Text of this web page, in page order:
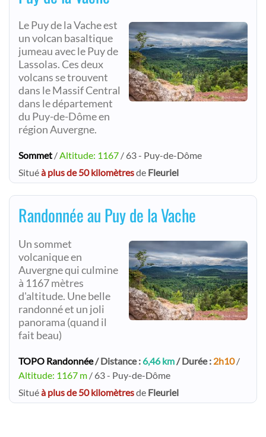
Le Puy de la Vache est
un volcan basaltique
jumeau avec le Puy de
Lassolas. Ces deux
volcans se trouvent
dans le Massif Central
dans le département
du Puy-de-Dôme en
région Auvergne.
Sommet /Altitude: 1167 / 63 - Puy-de-Dôme
Situéà plus de 50 kilomètresde Fleuriel
Randonnée au Puy de la Vache
Un sommet
volcanique en
Auvergne qui culmine
à 1167 mètres
d'altitude. Une belle
randonné et un joli
panorama (quand il
fait beau)
TOPO Randonnée/ Distance : 6,46 km/ Durée : 2h10/
Altitude: 1167 m / 63 - Puy-de-Dôme
Situéà plus de 50 kilomètresde Fleuriel